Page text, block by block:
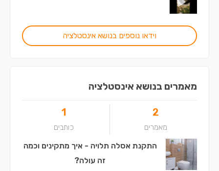
וידאו נוספים בנושא אינסטלציה
מאמרים בנושא אינסטלציה
2
מאמרים
1
כותבים
התקנת אסלה תלויה - איך מתקינים וכמה
זה עולה?